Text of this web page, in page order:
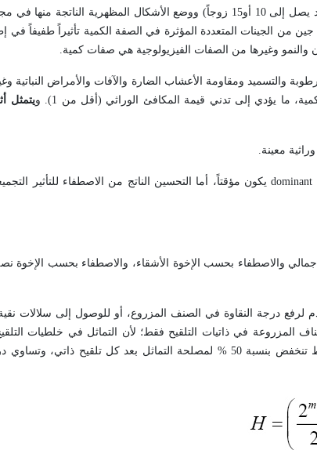
السلوك الوراثي للصفات الوصفية، بيد أنه يصعب تتبع انعزال عددٍ كبيرٍ منها وتوزيعها (قد يصل إلى 10 أو15 زوجاً) ووضع الأشكال
من الجينات المتعددة المؤثرة في الصفة الكمية تأثيراً طفيفاً في
وغيرها من الصفات الفيزيولوجية هي صفات كمية.
والتسميد ومقاومة الأعشاب الضارة والآفات والأمراض النباتية
يتمثل
dominantيكون مؤقتاً، أما التحسين الناتج من الاصطفاء للتأثير
والاصطفاء بحسب الإخوة الأشقاء، والاصطفاء بحسب الإخوة
لرفع درجة النقاوة في الصنف المزروع، أو للوصول إلى سلالات
المزروعة في ذاتيات التلقيح فقط؛ لأن التماثل في خلطيات
وتساوي درجة التماثل